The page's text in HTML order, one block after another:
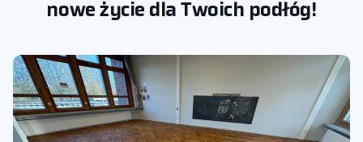
nowe życie dla Twoich podłóg!